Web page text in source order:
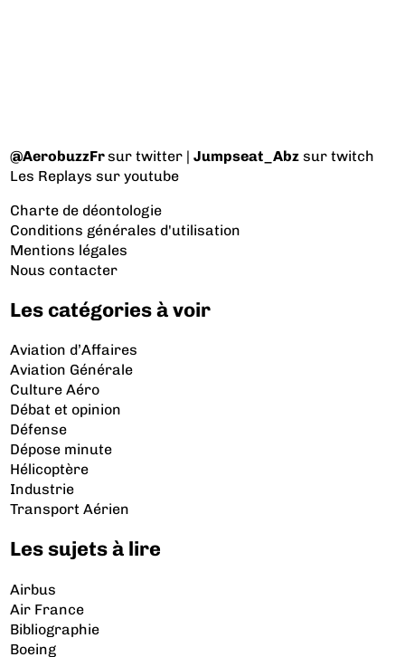
@AerobuzzFrsur twitter |Jumpseat_Abz sur twitch
Les Replays sur youtube
Charte de déontologie
Conditions générales d'utilisation
Mentions légales
Nous contacter
Les catégories à voir
Aviation d’Affaires
Aviation Générale
Culture Aéro
Débat et opinion
Défense
Dépose minute
Hélicoptère
Industrie
Transport Aérien
Les sujets à lire
Airbus
Air France
Bibliographie
Boeing